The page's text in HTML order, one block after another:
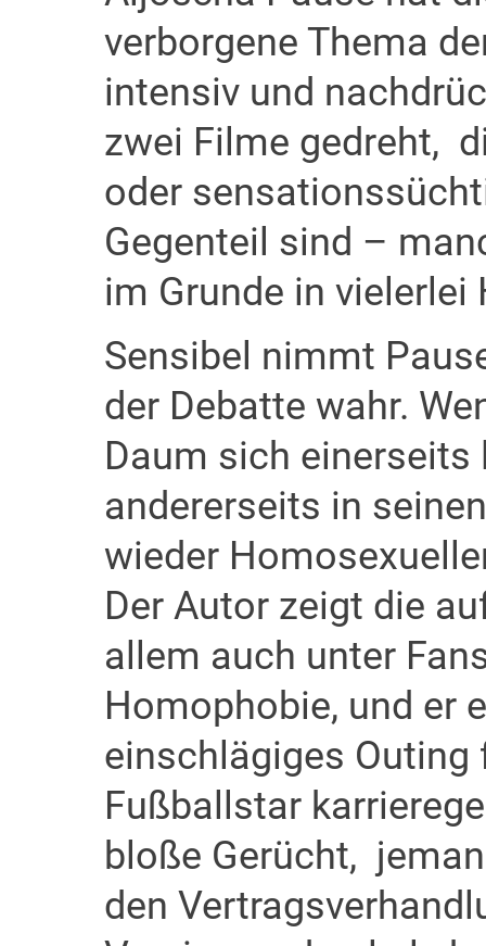
verborgene Thema
intensiv und
zwei Filme gedreht,
oder
Gegenteil sind –
im Grunde in
Sensibel nimmt
der Debatte wahr.
Daum sich
andererseits in
wieder
Der Autor zeigt die
allem auch unter
Homophobie, und er
einschlägiges
Fußballstar
bloße Gerücht,
den